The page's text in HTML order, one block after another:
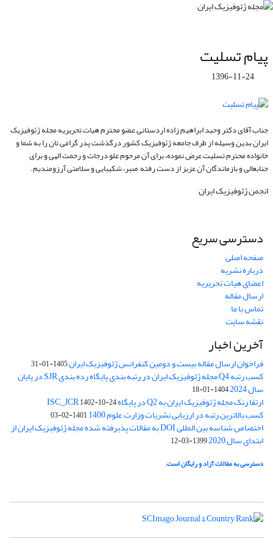
پیام تسلیت
1396-11-24
جناب آقای دکتر وحید ابراهیم زاده اردستانی عضو محترم هیات تحریریه مجله ژئوفیزیک
ایران بدین وسیله از طرف جامعه ژئوفیزیک کشور درگذشت پدر گرامی تان را به شما و
خانواده محترم تسلیت عرض نموده، برای آن مرحوم علو درجات و رحمت الهی و برای
جنابعالی و بازماندگان آن عزیز از دست رفته صبر، شکیبایی و سلامتی آرزومندیم.
انجمن ژئوفیزیک ایران
دسترسی سریع
صفحه اصلی
درباره نشریه
اعضای هیات تحریریه
ارسال مقاله
تماس با ما
نقشه سایت
آخرین اخبار
فراخوان ارسال مقاله بیست و دومین کنفرانس ژئوفیزیک ایران1405-01-31
کسب رتبه Q4 مجله ژئوفیزیک ایران در رتبه بندی پایگاه رده بندی SJR در پایان
سال 2024 1404-01-18
ارتقا رنک مجله ژئوفیزیک ایران به Q2 در پایگاه ISC_JCR 1402-10-24
کسب بالاترین رتبه در ارزیابی نشریات وزارت علوم 1400 1401-02-03
اختصاص شناسه بین المللی DOI به مقالات پذیرفته شده مجله ژئوفیزیک ایران از
ابتدای سال 2020 1399-03-12
دسترسی به مقالات آزاد و رایگان است.